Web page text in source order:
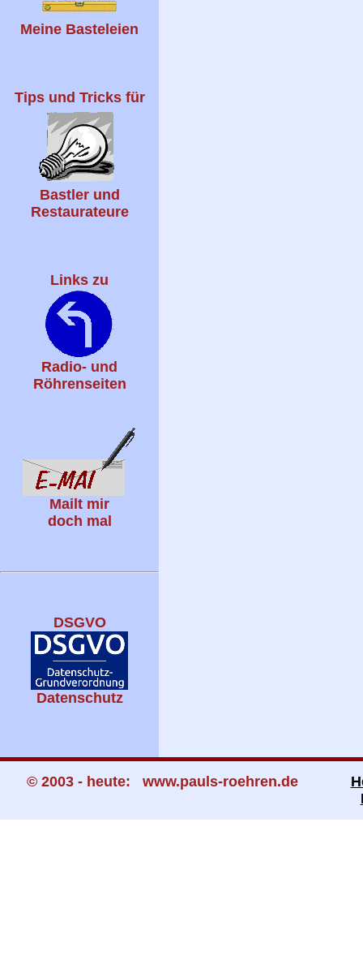
Meine Basteleien
Tips und Tricks für
Bastler und
Restaurateure
Links zu
Radio- und
Röhrenseiten
Mailt mir
doch mal
DSGVO
Datenschutz
© 2003 - heute: www.pauls-roehren.de